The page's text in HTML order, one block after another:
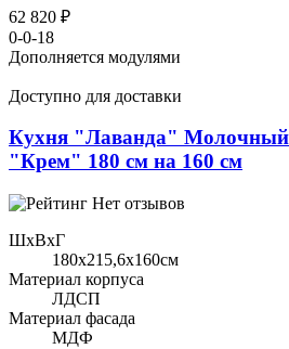
62 820 ₽
0-0-18
Дополняется модулями
Доступно для доставки
Кухня "Лаванда"
"Крем" 180 см на 160 см
Нет отзывов
ШхВхГ
180x215,6х160см
Материал корпуса
ЛДСП
Материал фасада
МДФ